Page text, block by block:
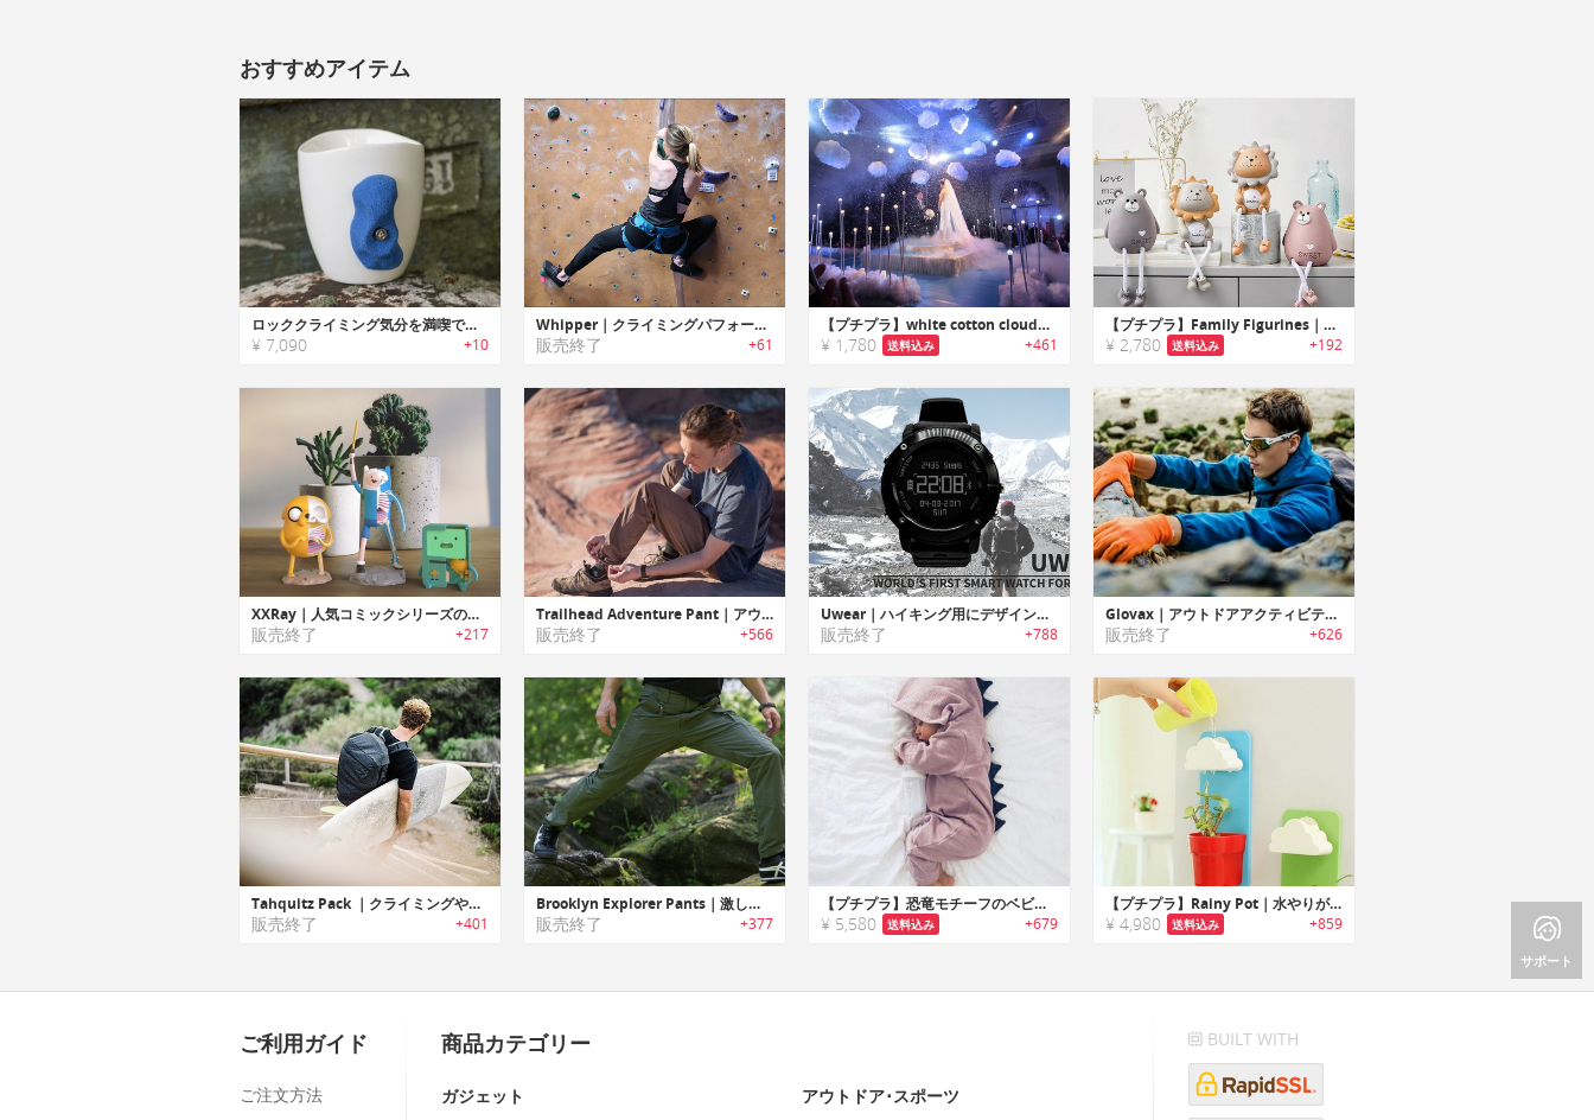
おすすめアイテム
ロッククライミング気分を満喫できるホールド付きマグカップ
¥ 7,090 +10
Whipper｜クライミングパフォーマンストラッカー「ウィッパー」
販売終了 +61
【プチプラ】white cotton cloud｜部屋・空間演出に最適なリアルな雲デコレーション
¥ 1,780 送料込み +461
【プチプラ】Family Figurines｜足がシュールなレジン製アニマルハンギングドール
¥ 2,780 送料込み +192
XXRay｜人気コミックシリーズの人気キャラクターを解剖したフィギュアシリーズ
販売終了 +217
Trailhead Adventure Pant｜アウトドア愛好家に最適なコンパクトで軽量・耐久性に優れたステインプルーフパンツ「トレイルヘッドアドベンチャーパンツ」
販売終了 +566
Uwear｜ハイキング用にデザインされたGPS搭載スマートスポーツウォッチ「ユーウェアー」
販売終了 +788
Glovax｜アウトドアアクティビティ/作業に最適な耐久性に優れ安全性を提供するマルチ機能グローブ「グローバックス」
販売終了 +626
Tahquitz Pack ｜クライミングやアウトドアに最適な多機能バッグパック
販売終了 +401
Brooklyn Explorer Pants｜激しいアウトドアアクティビティに最適な隠しポケット付きハイパフォーマンスパンツ「ブルックリンエクスプローラーパンツ」
販売終了 +377
【プチプラ】恐竜モチーフのベビーロンパース
¥ 5,580 送料込み +679
【プチプラ】Rainy Pot｜水やりが楽しくなるウォールマウントフラワーポット
¥ 4,980 送料込み +859
サポート
ご利用ガイド
ご注文方法
商品カテゴリー
ガジェット アウトドア･スポーツ
BUILT WITH